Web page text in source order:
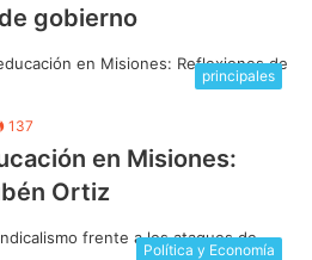
gobierno
principales
137
en Misiones:
Ortiz
Política y Economía